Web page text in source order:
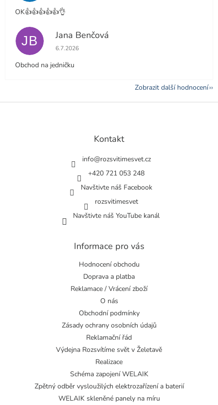
OK👍👍👍👍👍👌
JB Jana Benčová
Hodnocení obchodu je 5 z 5 hvězdiček.
6.7.2026
Obchod na jedničku
Zobrazit další hodnocení
Z
Kontakt
info@rozsvitimesvet.cz
+420 721 053 248
Navštivte náš Facebook
rozsvitimesvet
Navštivte náš YouTube kanál
Informace pro vás
Hodnocení obchodu
Doprava a platba
Reklamace / Vrácení zboží
O nás
Obchodní podmínky
Zásady ochrany osobních údajů
Reklamační řád
Výdejna Rozsvítíme svět v Želetavě
Realizace
Schéma zapojení WELAIK
Zpětný odběr vysloužilých elektrozařízení a baterií
WELAIK skleněné panely na míru